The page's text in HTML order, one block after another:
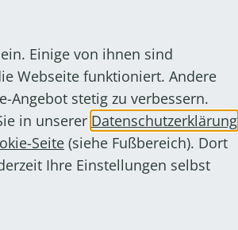
er eine Halle benötigt, und
auf freie Kapazitäten.
Mail.
orientiert sich an
Einige von ihnen sind
Webseite funktioniert. Andere
Angebot stetig zu verbessern.
in unserer Datenschutzerklärung
Seite (siehe Fußbereich). Dort
Ihre Einstellungen selbst